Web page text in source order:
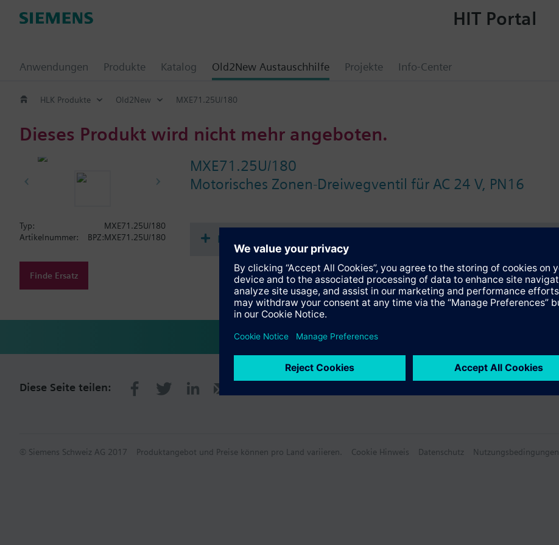
Anwendungen Produkte Katalog Old2New Austauschhilfe Projekte Info-Center
HIT Portal
HLK Produkte Old2New MXE71.25U/180
Dieses Produkt wird nicht mehr angeboten.
MXE71.25U/180
Motorisches Zonen-Dreiwegventil für AC 24 V, PN16
Typ:
MXE71.25U/180
Artikelnummer:
BPZ:MXE71.25U/180
Finde Ersatz
Dokumente
Diese Seite teilen:
© Siemens Schweiz AG 2017 Produktangebot und Preise können pro Land variieren. Cookie Hinweis Datenschutz Nutzungsbedingungen